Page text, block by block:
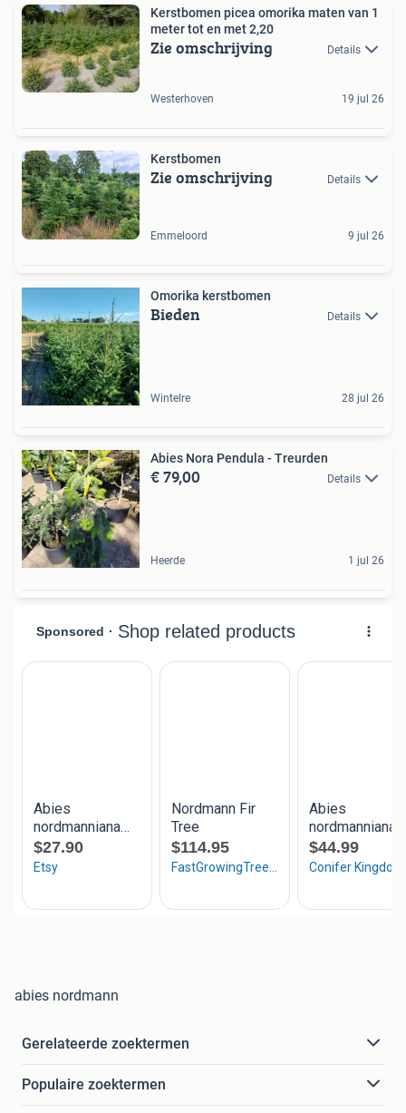
Kerstbomen picea omorika maten van 1
meter tot en met 2,20
Zie omschrijving Details
Westerhoven 19 jul 26
Kerstbomen
Zie omschrijving Details
Emmeloord 9 jul 26
Omorika kerstbomen
Bieden Details
Wintelre 28 jul 26
Abies Nora Pendula - Treurden
€ 79,00 Details
Heerde 1 jul 26
abies nordmann
Gerelateerde zoektermen
Populaire zoektermen